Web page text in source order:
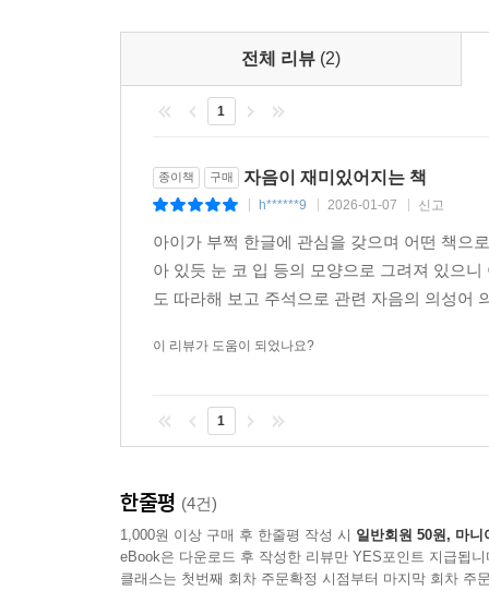
전체 리뷰 (2)
1
종이책 구매 자음이 재미있어지는 책
h******9 2026-01-07 신고
아이가 부쩍 한글에 관심을 갖으며 어떤 책으
아 있듯 눈 코 입 등의 모양으로 그려져 있으
도 따라해 보고 주석으로 관련 자음의 의성어
이 리뷰가 도움이 되었나요?
1
한줄평 (4건)
1,000원 이상 구매 후 한줄평 작성 시 일반회원 50원, 마니
eBook은 다운로드 후 작성한 리뷰만 YES포인트 지급됩니
클래스는 첫번째 회차 주문확정 시점부터 마지막 회차 주